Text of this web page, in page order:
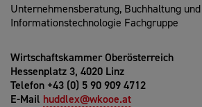
Unternehmensberatung, Buchhaltung und
Informationstechnologie Fachgruppe
Wirtschaftskammer Oberösterreich
Hessenplatz 3, 4020 Linz
Telefon +43 (0) 5 90 909 4712
E-Mail huddlex@wkooe.at